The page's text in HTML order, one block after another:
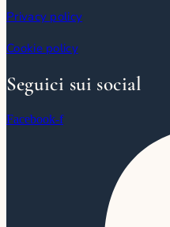
Privacy policy
Cookie policy
Seguici sui social
Facebook-f